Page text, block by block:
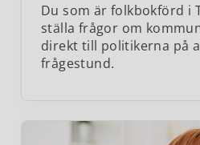
Du som är folkbokförd i
ställa frågor om
direkt till politikerna på
frågestund.